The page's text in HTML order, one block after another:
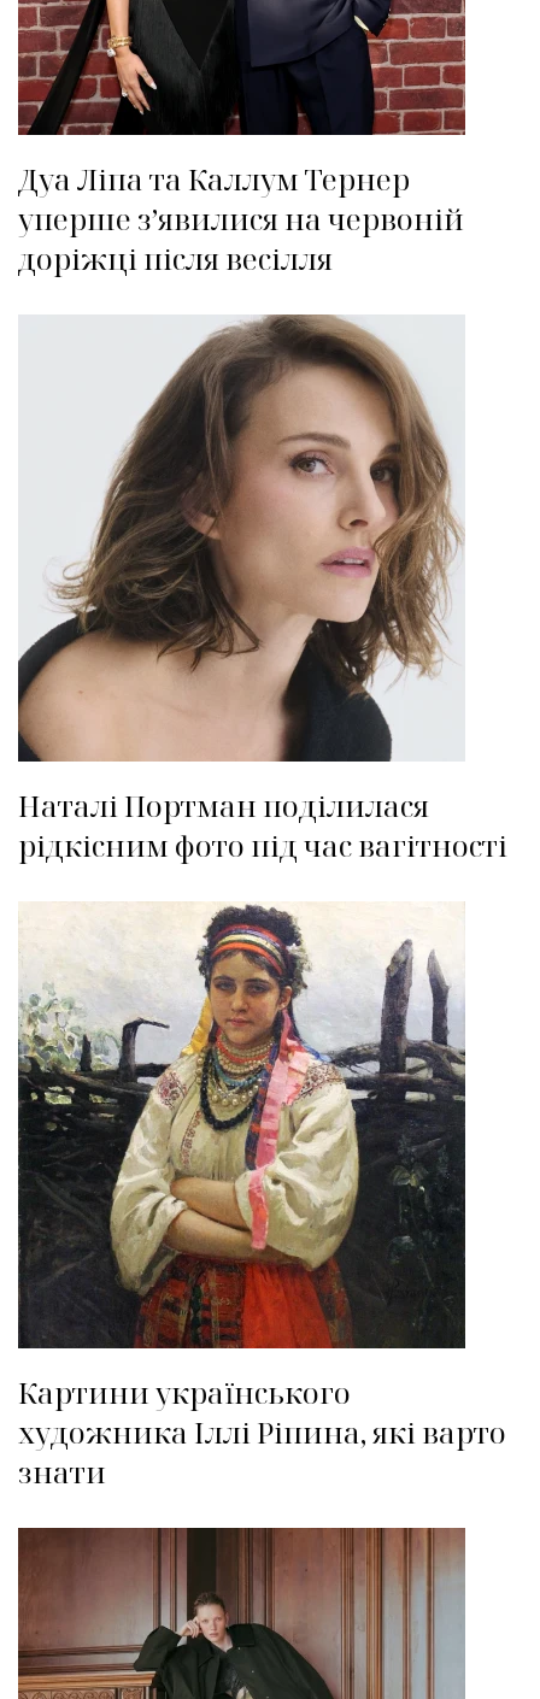
Дуа Ліпа та Каллум Тернер
уперше з’явилися на червоній
доріжці після весілля
Наталі Портман поділилася
рідкісним фото під час вагітності
Картини українського
художника Іллі Ріпина, які варто
знати